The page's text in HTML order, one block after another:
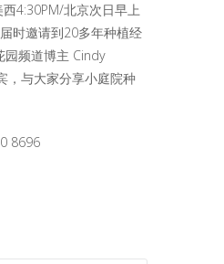
4:30PM/北京次日早上
时邀请到20多年种植经
园频道博主 Cindy
，与大家分享小庭院种
8696